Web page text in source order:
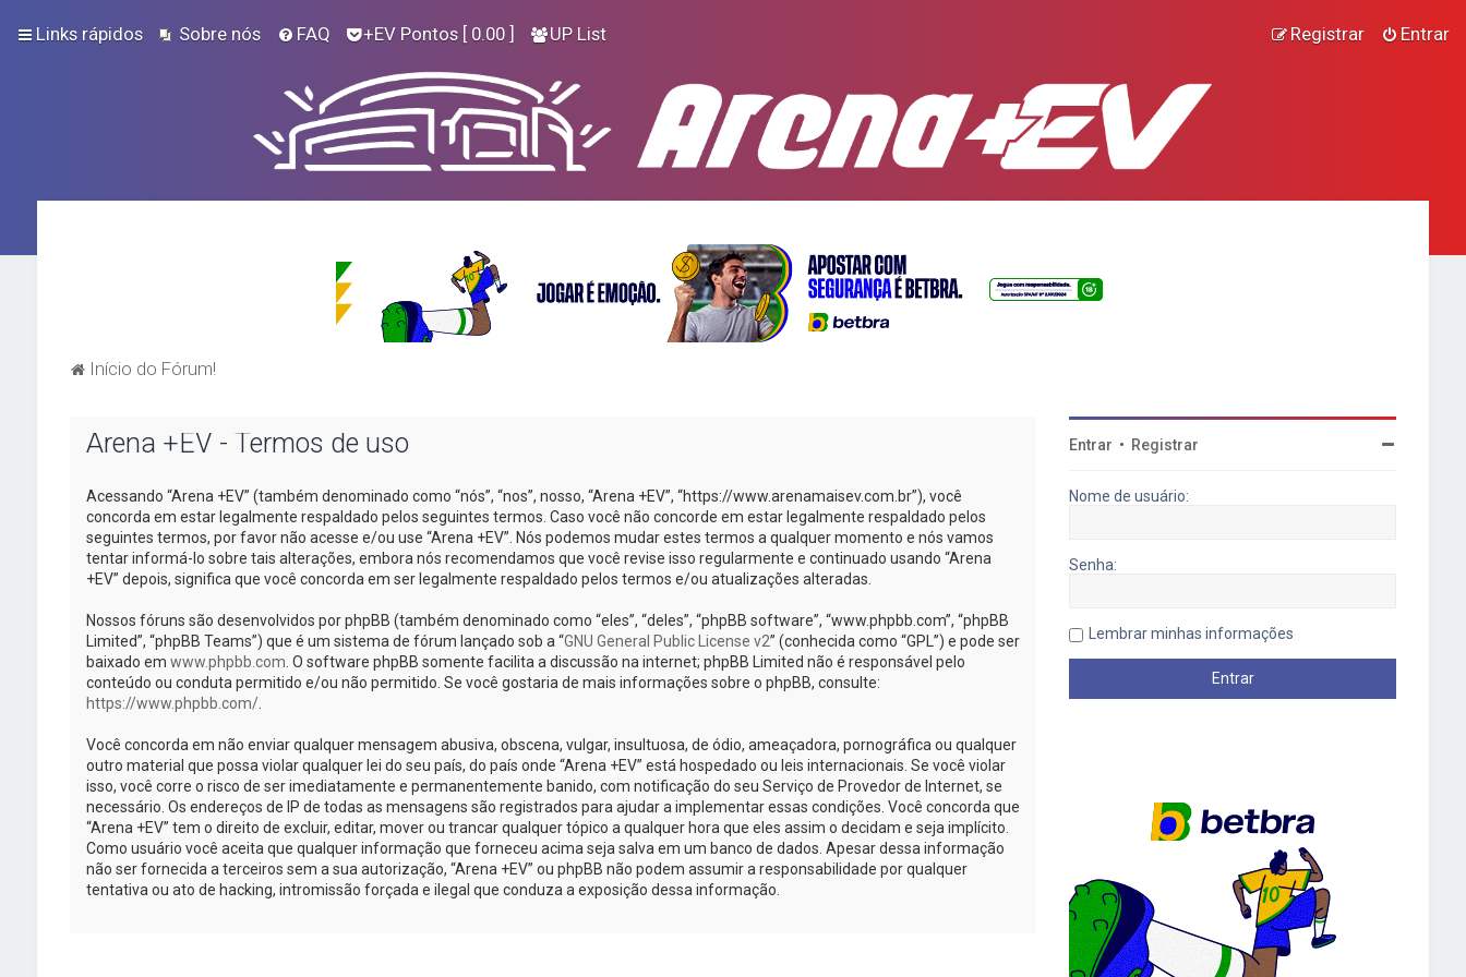
Links rápidos Sobre nós FAQ +EV Pontos [ 0.00 ] UP List Entrar
Registrar
Início do Fórum!
Arena +EV - Termos de uso
Acessando “Arena +EV” (também denominado como “nós”, “nos”, nosso, “Arena +EV”, “https://www.arenamaisev.com.br”), você
concorda em estar legalmente respaldado pelos seguintes termos. Caso você não concorde em estar legalmente respaldado pelos
seguintes termos, por favor não acesse e/ou use “Arena +EV”. Nós podemos mudar estes termos a qualquer momento e nós vamos
tentar informá-lo sobre tais alterações, embora nós recomendamos que você revise isso regularmente e continuado usando “Arena
+EV” depois, significa que você concorda em ser legalmente respaldado pelos termos e/ou atualizações alteradas.
Nossos fóruns são desenvolvidos por phpBB (também denominado como “eles”, “deles”, “phpBB software”, “www.phpbb.com”, “phpBB
Limited”, “phpBB Teams”) que é um sistema de fórum lançado sob a “GNU General Public License v2” (conhecida como “GPL”) e pode ser
baixado em www.phpbb.com . O software phpBB somente facilita a discussão na internet; phpBB Limited não é responsável pelo
conteúdo ou conduta permitido e/ou não permitido. Se você gostaria de mais informações sobre o phpBB, consulte:
https://www.phpbb.com/.
Você concorda em não enviar qualquer mensagem abusiva, obscena, vulgar, insultuosa, de ódio, ameaçadora, pornográfica ou qualquer
outro material que possa violar qualquer lei do seu país, do país onde “Arena +EV” está hospedado ou leis internacionais. Se você violar
isso, você corre o risco de ser imediatamente e permanentemente banido, com notificação do seu Serviço de Provedor de Internet, se
necessário. Os endereços de IP de todas as mensagens são registrados para ajudar a implementar essas condições. Você concorda que
“Arena +EV” tem o direito de excluir, editar, mover ou trancar qualquer tópico a qualquer hora que eles assim o decidam e seja implícito.
Como usuário você aceita que qualquer informação que forneceu acima seja salva em um banco de dados. Apesar dessa informação
não ser fornecida a terceiros sem a sua autorização, “Arena +EV” ou phpBB não podem assumir a responsabilidade por qualquer
tentativa ou ato de hacking, intromissão forçada e ilegal que conduza a exposição dessa informação.
Entrar • Registrar
Nome de usuário:
Senha:
Lembrar minhas informações